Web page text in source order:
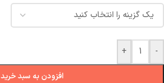
-
+
افزودن به سبد خرید